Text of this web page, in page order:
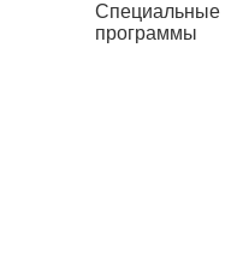
Специальные
программы